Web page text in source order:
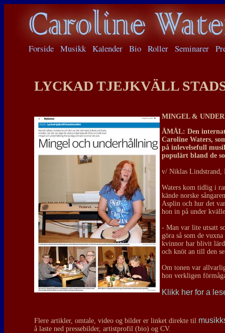
Forside Musikk Kalender Bio Roller Seminarer
LYCKAD TJEJKVÄLL
MINGEL &
ÅMÅL: Den
Caroline Waters,
på inlevelsefull
populärt bland de
v/ Niklas Lindstrand,
Waters kom tidlig i
kände norske
Asplin och hur det
hon in på under
- Man var lite utsatt
göra så som de
kvinnor har blivit
och knöt an till den
Om tonen var
hon verkligen
Klikk her for a
Flere artikler, omtale, video og bilder er linket direkte til
å laste ned pressebilder, artistprofil (bio) og CV.